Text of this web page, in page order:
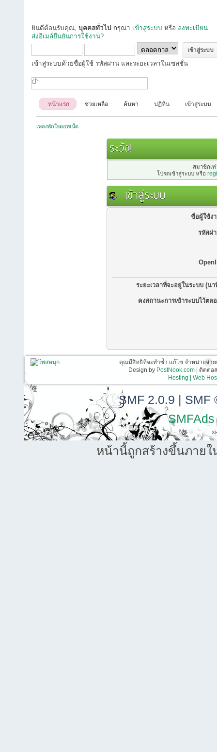
ยินดีต้อนรับคุณ, บุคคลทั่วไป กรุณา เข้าสู่ระบบ หรือ ลงทะเบียน
ส่งอีเมล์ยืนยันการใช้งาน?
เข้าสู่ระบบด้วยชื่อผู้ใช้ รหัสผ่าน และระยะเวลาในเซสชั่น
หน้าแรก ช่วยเหลือ ค้นหา ปฏิทิน เข้าสู่ระบบ
เพลงพักใจดอทเน็ต
ระวัง!
สมาชิกเ
โปรดเข้าสู่ระบบ หรือ
เข้าสู่ระบบ
ชื่อผู้ใช้ง
รหัสผ่
ระยะเวลาที่จะอยู่ในระบบ (นา
คงสถานะการเข้าระบบไว้ตล
คุณมีสิทธิที่จะทำซ้ำ แก้ไข จำหน่ายจ่า
Design by PostNook.com| ติดต่อส
Hosting | Web
SMF 2.0.9 | SMF
SMFAds
หน้านี้ถูกสร้างขึ้นภายใ